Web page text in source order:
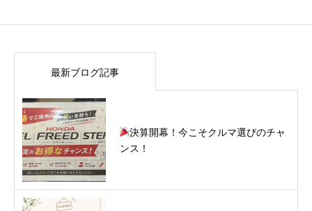
最新ブログ記事
決算開幕！今こそクルマ選びのチャ
ンス！